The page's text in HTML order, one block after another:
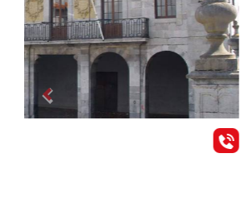
IZT Informatika Zerbitzu Integrala
Previous